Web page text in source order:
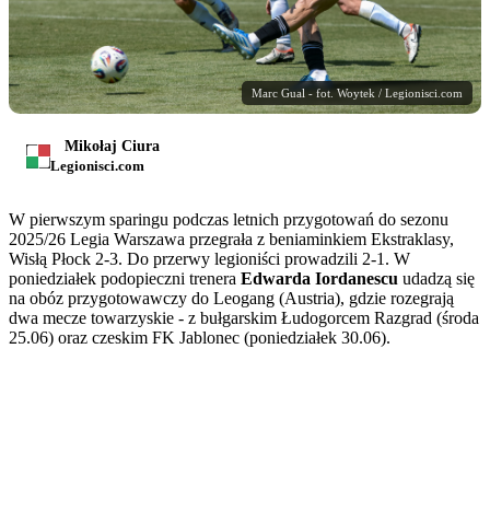
Marc Gual - fot. Woytek / Legionisci.com
Mikołaj Ciura
Legionisci.com
W pierwszym sparingu podczas letnich przygotowań do sezonu
2025/26 Legia Warszawa przegrała z beniaminkiem Ekstraklasy,
Wisłą Płock 2-3. Do przerwy legioniści prowadzili 2-1. W
poniedziałek podopieczni trenera Edwarda Iordanescu udadzą się
na obóz przygotowawczy do Leogang (Austria), gdzie rozegrają
dwa mecze towarzyskie - z bułgarskim Łudogorcem Razgrad (środa
25.06) oraz czeskim FK Jablonec (poniedziałek 30.06).